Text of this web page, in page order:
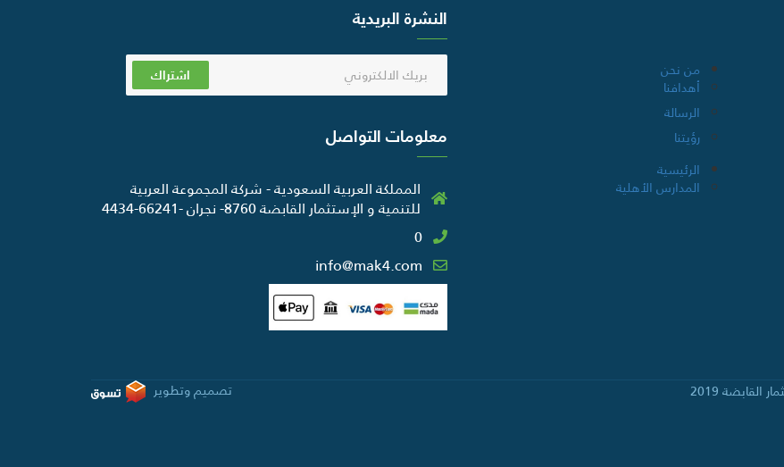
من نحن
أهدافنا
الرسالة
رؤيتنا
الرئيسية
المدارس الأهلية
النشرة البريدية
اشتراك
معلومات التواصل
المملكة العربية السعودية - شركة المجموعة العربية
للتنمية و الإستثمار القابضة 8760- نجران -66241-4434
0
info@mak4.com
2019 تصميم وتطوير